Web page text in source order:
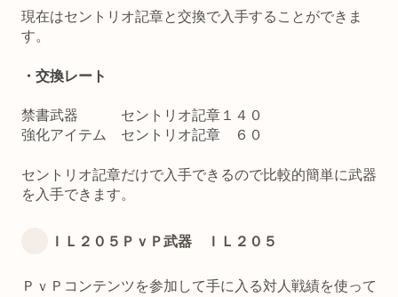
現在はセントリオ記章と交換で入手することができま
す。
・交換レート
禁書武器 セントリオ記章１４０
強化アイテム セントリオ記章 ６０
セントリオ記章だけで入手できるので比較的簡単に武器
を入手できます。
ＩＬ２０５ＰｖＰ武器 ＩＬ２０５
ＰｖＰコンテンツを参加して手に入る対人戦績を使って